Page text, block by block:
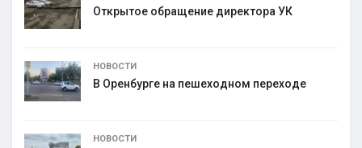
Открытое обращение директора УК
НОВОСТИ
В Оренбурге на пешеходном переходе
НОВОСТИ